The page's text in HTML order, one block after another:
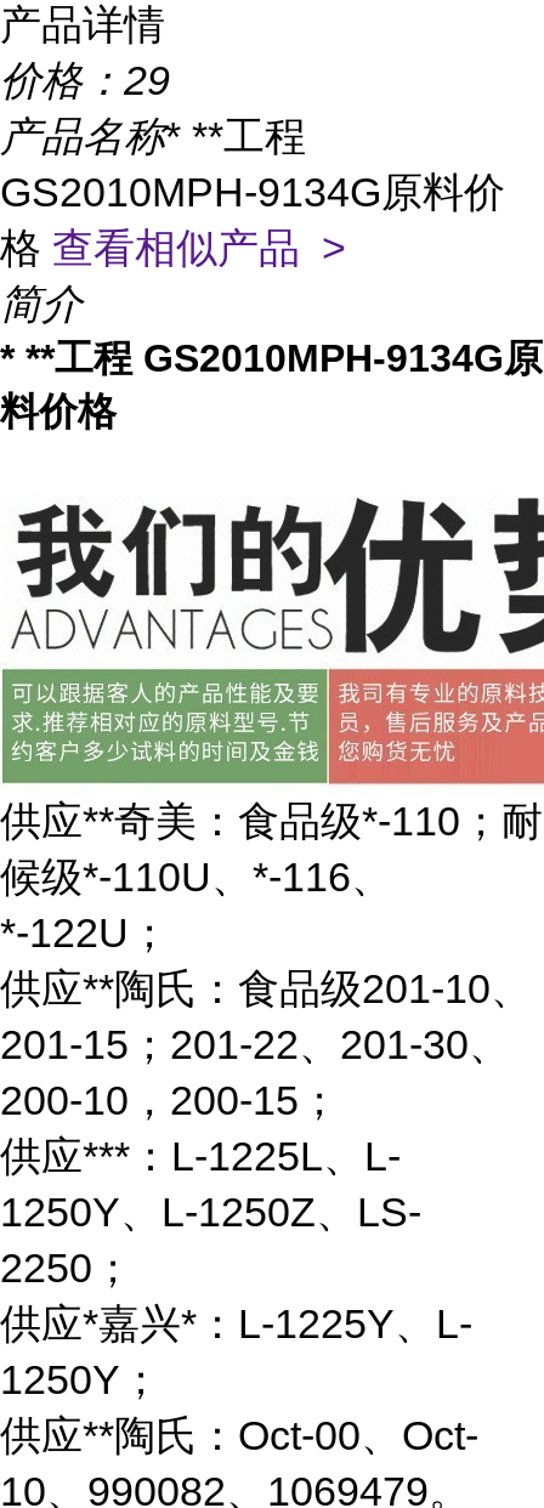
产品详情
价格： 29
产品名称* **工程
GS2010MPH-9134G原料价
格 查看相似产品 >
简介
* **工程 GS2010MPH-9134G原
料价格
供应**奇美：食品级*-110；耐
候级*-110U、*-116、
*-122U；
供应**陶氏：食品级201-10、
201-15；201-22、201-30、
200-10，200-15；
供应***：L-1225L、L-
1250Y、L-1250Z、LS-
2250；
供应*嘉兴*：L-1225Y、L-
1250Y；
供应**陶氏：Oct-00、Oct-
10、990082、1069479。